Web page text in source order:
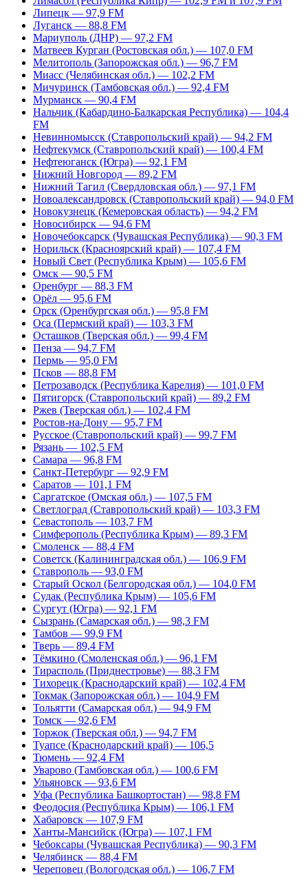
Липецк — 97,9 FM
Луганск — 88,8 FM
Мариуполь (ДНР) — 97,2 FM
Матвеев Курган (Ростовская обл.) — 107,0 FM
Мелитополь (Запорожская обл.) — 96,7 FM
Миасс (Челябинская обл.) — 102,2 FM
Мичуринск (Тамбовская обл.) — 92,4 FM
Мурманск — 90,4 FM
Нальчик (Кабардино-Балкарская Республика) — 104,4
FM
Невинномысск (Ставропольский край) — 94,2 FM
Нефтекумск (Ставропольский край) — 100,4 FM
Нефтеюганск (Югра) — 92,1 FM
Нижний Новгород — 89,2 FM
Нижний Тагил (Свердловская обл.) — 97,1 FM
Новоалександровск (Ставропольский край) — 94,0 FM
Новокузнецк (Кемеровская область) — 94,2 FM
Новосибирск — 94,6 FM
Новочебоксарск (Чувашская Республика) — 90,3 FM
Норильск (Красноярский край) — 107,4 FM
Новый Свет (Республика Крым) — 105,6 FM
Омск — 90,5 FM
Оренбург — 88,3 FM
Орёл — 95,6 FM
Орск (Оренбургская обл.) — 95,8 FM
Оса (Пермский край) — 103,3 FM
Осташков (Тверская обл.) — 99,4 FM
Пенза — 94,7 FM
Пермь — 95,0 FM
Псков — 88,8 FM
Петрозаводск (Республика Карелия) — 101,0 FM
Пятигорск (Ставропольский край) — 89,2 FM
Ржев (Тверская обл.) — 102,4 FM
Ростов-на-Дону — 95,7 FM
Русское (Ставропольский край) — 99,7 FM
Рязань — 102,5 FM
Самара — 96,8 FM
Санкт-Петербург — 92,9 FM
Саратов — 101,1 FM
Саргатское (Омская обл.) — 107,5 FM
Светлоград (Ставропольский край) — 103,3 FM
Севастополь — 103,7 FM
Симферополь (Республика Крым) — 89,3 FM
Смоленск — 88,4 FM
Советск (Калининградская обл.) — 106,9 FM
Ставрополь — 93,0 FM
Старый Оскол (Белгородская обл.) — 104,0 FM
Судак (Республика Крым) — 105,6 FM
Сургут (Югра) — 92,1 FM
Сызрань (Самарская обл.) — 98,3 FM
Тамбов — 99,9 FM
Тверь — 89,4 FM
Тёмкино (Смоленская обл.) — 96,1 FM
Тирасполь (Приднестровье) — 88,3 FM
Тихорецк (Краснодарский край) — 102,4 FM
Токмак (Запорожская обл.) — 104,9 FM
Тольятти (Самарская обл.) — 94,9 FM
Томск — 92,6 FM
Торжок (Тверская обл.) — 94,7 FM
Туапсе (Краснодарский край) — 106,5
Тюмень — 92,4 FM
Уварово (Тамбовская обл.) — 100,6 FM
Ульяновск — 93,6 FM
Уфа (Республика Башкортостан) — 98,8 FM
Феодосия (Республика Крым) — 106,1 FM
Хабаровск — 107,9 FM
Ханты-Мансийск (Югра) — 107,1 FM
Чебоксары (Чувашская Республика) — 90,3 FM
Челябинск — 88,4 FM
Череповец (Вологодская обл.) — 106,7 FM